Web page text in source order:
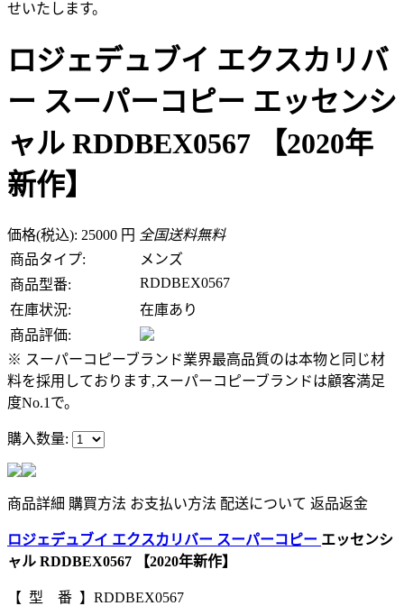
せいたします。
ロジェデュブイ エクスカリバ
ー スーパーコピー エッセンシ
ャル RDDBEX0567 【2020年
新作】
価格(税込): 25000 円 全国送料無料
商品タイプ:
メンズ
商品型番:
RDDBEX0567
在庫状況:
在庫あり
商品評価:
※ スーパーコピーブランド業界最高品質のは本物と同じ材
料を採用しております,スーパーコピーブランドは顧客満足
度No.1で。
購入数量:
商品詳細 購買方法 お支払い方法 配送について 返品返金
ロジェデュブイ エクスカリバー スーパーコピー エッセンシ
ャル RDDBEX0567 【2020年新作】
【 型 番 】RDDBEX0567